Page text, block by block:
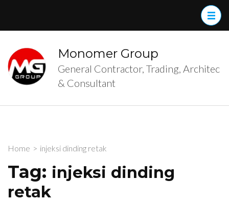
(Press
Enter)
Monomer Group
General Contractor, Trading, Architec
& Consultant
Home > injeksi dinding retak
Tag: injeksi dinding
retak